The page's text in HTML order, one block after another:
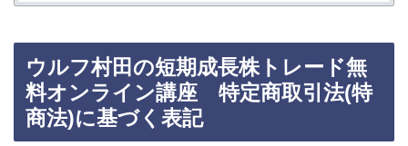
ウルフ村田の短期成長株トレード無
料オンライン講座 特定商取引法(特
商法)に基づく表記